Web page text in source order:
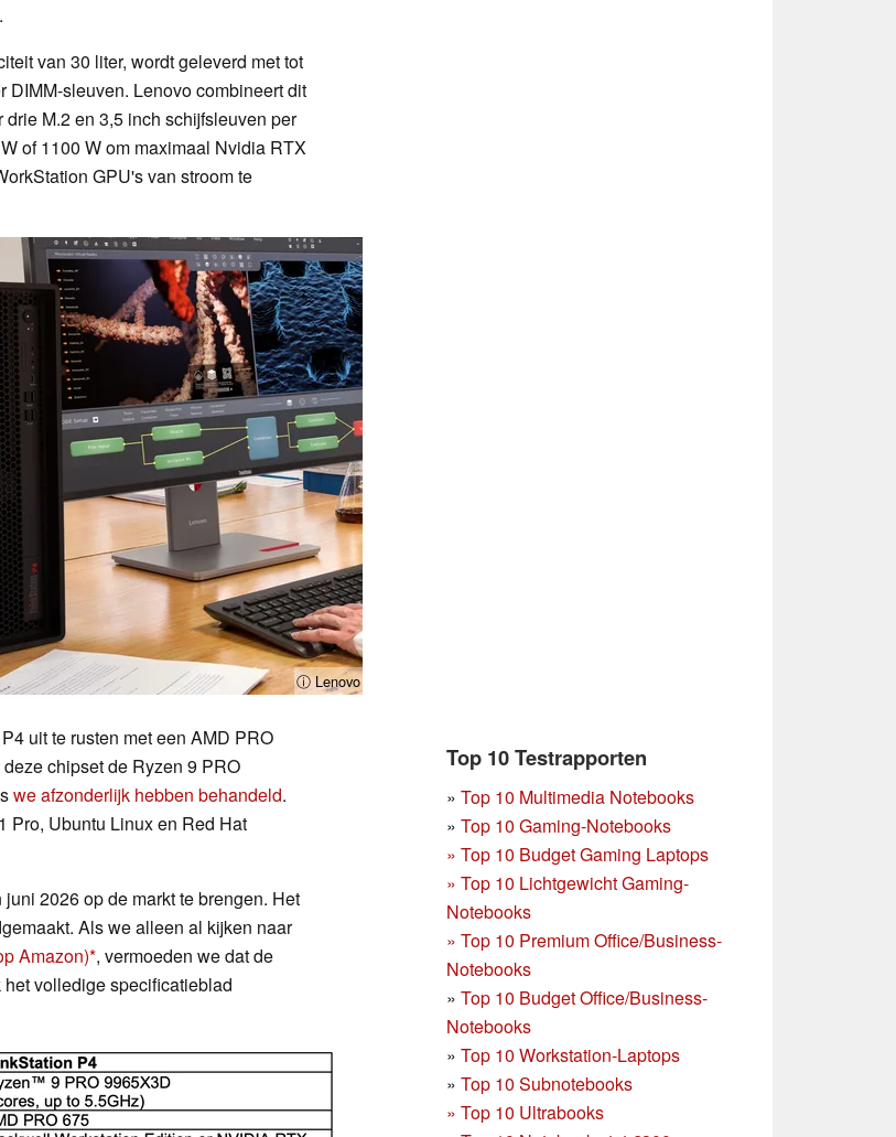
van 30 liter, wordt geleverd met tot
DIMM-sleuven. Lenovo combineert dit
M.2 en 3,5 inch schijfsleuven per
of 1100 W om maximaal Nvidia RTX
GPU's van stroom te
ⓘ Lenovo
Top 10 Testrapporten
» Top 10 Multimedia Notebooks
» Top 10 Gaming-Notebooks
» Top 10 Budget Gaming Laptops
» Top 10 Lichtgewicht Gaming-
Notebooks
» Top 10 Premium Office/Business-
Notebooks
» Top 10 Budget Office/Business-
Notebooks
» Top 10 Workstation-Laptops
» Top 10 Subnotebooks
» Top 10 Ultrabooks
uit te rusten met een AMD PRO
chipset de Ryzen 9 PRO
we afzonderlijk hebben behandeld.
Pro, Ubuntu Linux en Red Hat
2026 op de markt te brengen. Het
Als we alleen al kijken naar
Amazon) , vermoeden we dat de
volledige specificatieblad